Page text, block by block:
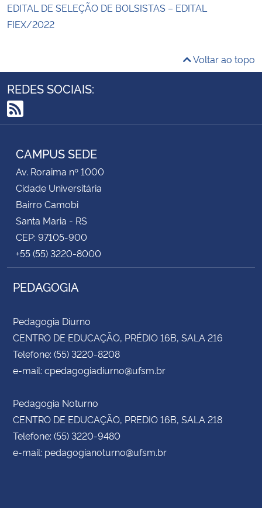
EDITAL DE SELEÇÃO DE BOLSISTAS – EDITAL
FIEX/2022
Voltar ao topo
REDES SOCIAIS:
RSS
CAMPUS SEDE
Av. Roraima nº 1000
Cidade Universitária
Bairro Camobi
Santa Maria - RS
CEP: 97105-900
+55 (55) 3220-8000
PEDAGOGIA
Pedagogia Diurno
CENTRO DE EDUCAÇÃO, PRÉDIO 16B, SALA 216
Telefone: (55) 3220-8208
e-mail: cpedagogiadiurno@ufsm.br
Pedagogia Noturno
CENTRO DE EDUCAÇÃO, PREDIO 16B, SALA 218
Telefone: (55) 3220-9480
e-mail: pedagogianoturno@ufsm.br